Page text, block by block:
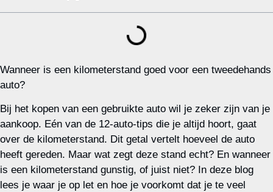
Wanneer is een kilometerstand goed voor een tweedehands
auto?
Bij het kopen van een gebruikte auto wil je zeker zijn van je
aankoop. Eén van de 12-auto-tips die je altijd hoort, gaat
over de kilometerstand. Dit getal vertelt hoeveel de auto
heeft gereden. Maar wat zegt deze stand echt? En wanneer
is een kilometerstand gunstig, of juist niet? In deze blog
lees je waar je op let en hoe je voorkomt dat je te veel